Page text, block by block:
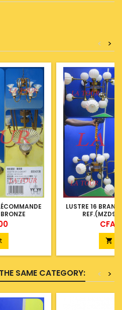
>
<
LUSTRE 16
Price

SAME CATEGORY: >
<